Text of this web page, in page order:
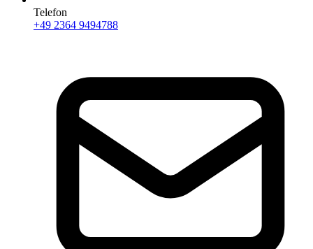
Telefon
+49 2364 9494788